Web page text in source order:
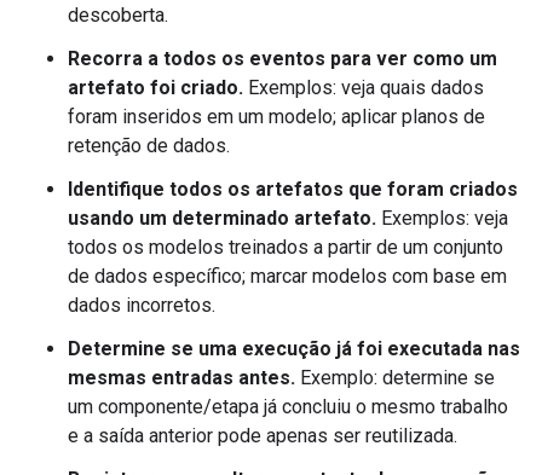
descoberta.
Recorra a todos os eventos para ver como um
artefato foi criado. Exemplos: veja quais dados
foram inseridos em um modelo; aplicar planos de
retenção de dados.
Identifique todos os artefatos que foram criados
usando um determinado artefato. Exemplos: veja
todos os modelos treinados a partir de um conjunto
de dados específico; marcar modelos com base em
dados incorretos.
Determine se uma execução já foi executada nas
mesmas entradas antes. Exemplo: determine se
um componente/etapa já concluiu o mesmo trabalho
e a saída anterior pode apenas ser reutilizada.